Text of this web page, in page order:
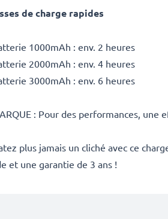
de charge rapides
1000mAh : env. 2 heures
2000mAh : env. 4 heures
3000mAh : env. 6 heures
: Pour des performances,
plus jamais un cliché avec ce
et une garantie de 3 ans !